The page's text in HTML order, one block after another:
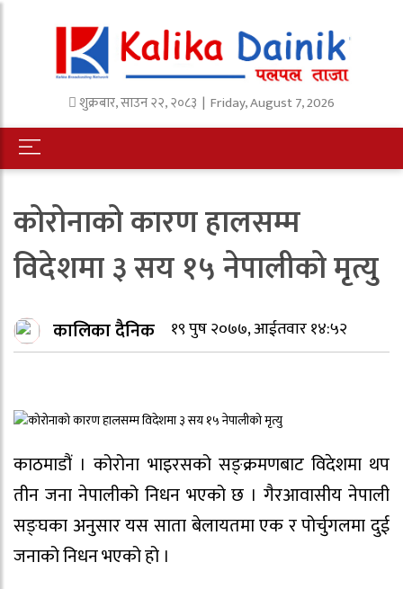
शुक्रबार,साउन२२,२०८३ | Friday, August 7, 2026
कोरोनाको कारण हालसम्म
विदेशमा ३ सय १५ नेपालीको मृत्यु
कालिका दैनिक १९ पुष २०७७, आईतवार १४:५२
काठमाडौं । कोरोना भाइरसको सङ्क्रमणबाट विदेशमा थप
तीन जना नेपालीको निधन भएको छ । गैरआवासीय नेपाली
सङ्घका अनुसार यस साता बेलायतमा एक र पोर्चुगलमा दुई
जनाको निधन भएको हो ।